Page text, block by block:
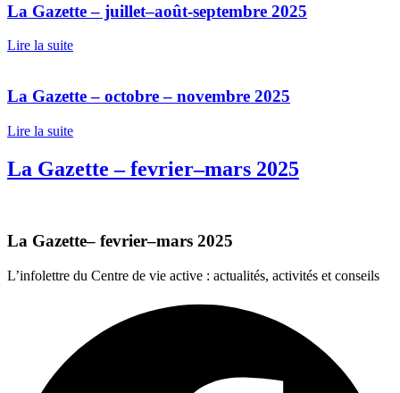
La Gazette – juillet–août-septembre 2025
Lire la suite
La Gazette – octobre – novembre 2025
Lire la suite
La Gazette – fevrier–mars 2025
La Gazette– fevrier–mars 2025
L’infolettre du Centre de vie active : actualités, activités et conseils